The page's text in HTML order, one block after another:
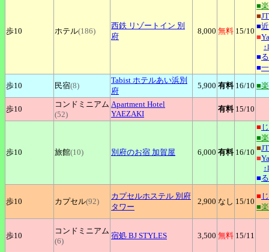
歩10 ホテル(186)
西鉄 リゾートイン 別
府
8,000 無料 15/10
■
■
■
■
■
■
歩10
民宿(8)
Tabist ホテルあい浜別
府
5,900 有料 16/10 ■
歩10
コンドミニアム
(52)
Apartment Hotel
YAEZAKI
有料 15/10
歩10 旅館(10) 別府のお宿 加賀屋 6,000 有料 16/10
■
■
■
■
■
歩10 カプセル(92)
カプセルホステル 別府
タワー
2,900 なし 15/10
■
■
歩10
コンドミニアム
(6)
宿処 BJ STYLES 3,500 無料 15/11